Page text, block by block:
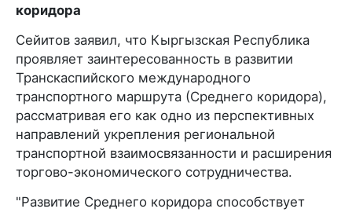
коридора
Сейитов заявил, что Кыргызская Республика
проявляет заинтересованность в развитии
Транскаспийского международного
транспортного маршрута (Среднего коридора),
рассматривая его как одно из перспективных
направлений укрепления региональной
транспортной взаимосвязанности и расширения
торгово-экономического сотрудничества.
"Развитие Среднего коридора способствует